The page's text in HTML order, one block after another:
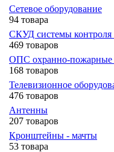
Сетевое оборудование
94 товара
СКУД системы контроля
469 товаров
ОПС охранно-пожарные
168 товаров
Телевизионное
476 товаров
Антенны
207 товаров
Кронштейны - мачты
53 товара